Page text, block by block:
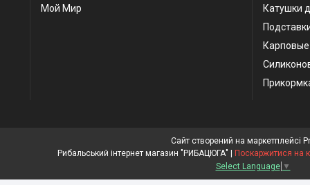
Мой Мир
Катушки
Сайт створений на маркетплейсі
Поскаржитися на
Select Language ▼